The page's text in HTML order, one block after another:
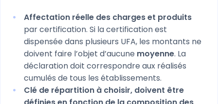
Affectation réelle des charges et produits
par certification. Si la certification est
dispensée dans plusieurs UFA, les montants ne
doivent faire l’objet d’aucune moyenne. La
déclaration doit correspondre aux réalisés
cumulés de tous les établissements.
Clé de répartition à choisir, doivent être